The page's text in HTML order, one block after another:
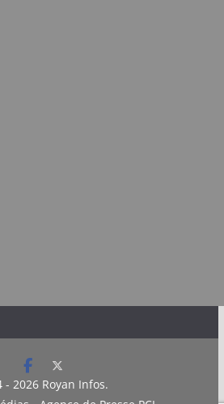
- 2026 Royan Infos.